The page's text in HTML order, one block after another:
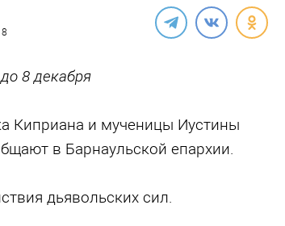
8 декабря
Киприана и мученицы Иустины
в Барнаульской епархии.
дьявольских сил.